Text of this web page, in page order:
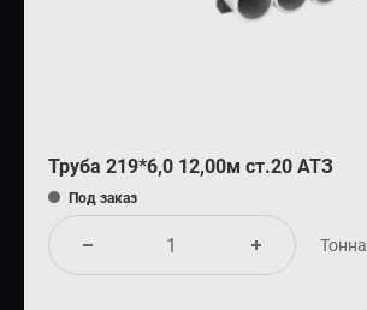
Труба 219*6,0 12,00м ст.20 АТЗ
Под заказ
Тонна